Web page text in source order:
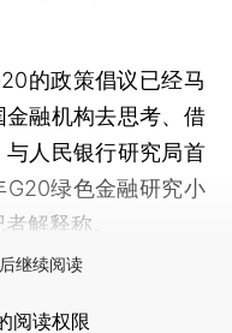
的政策倡议已经马
金融机构去思考、借
人民银行研究局首
G20绿色金融研究小
解释称。
继续阅读
阅读权限